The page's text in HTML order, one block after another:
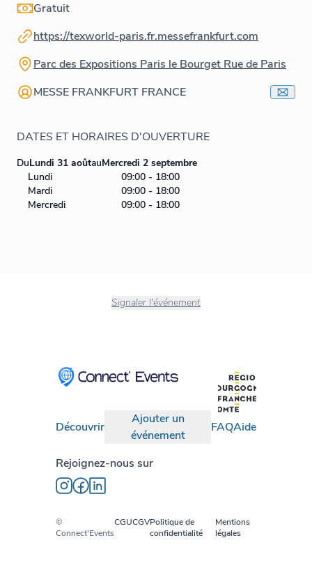
Gratuit
https://texworld-paris.fr.messefrankfurt.com
Parc des Expositions Paris le Bourget Rue de Paris
MESSE FRANKFURT FRANCE
DATES ET HORAIRES D'OUVERTURE
DuLundi 31 aoûtauMercredi 2 septembre
Lundi
09:00 - 18:00
Mardi
09:00 - 18:00
Mercredi
09:00 - 18:00
Signaler l'événement
Découvrir
Ajouter un
événement
FAQAide
Rejoignez-nous sur
©
Connect'Events
CGUCGVPolitique de
confidentialité
Mentions
légales